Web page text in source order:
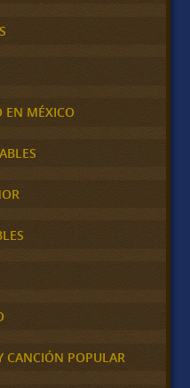
EN MÉXICO
CANCIÓN POPULAR